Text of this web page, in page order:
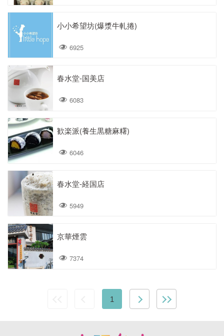
小小希望坊(爆漿牛軋捲)
6925
春水堂-国美店
6083
歓楽派(養生黒糖麻糬)
6046
春水堂-経国店
5949
京華煙雲
7374
1